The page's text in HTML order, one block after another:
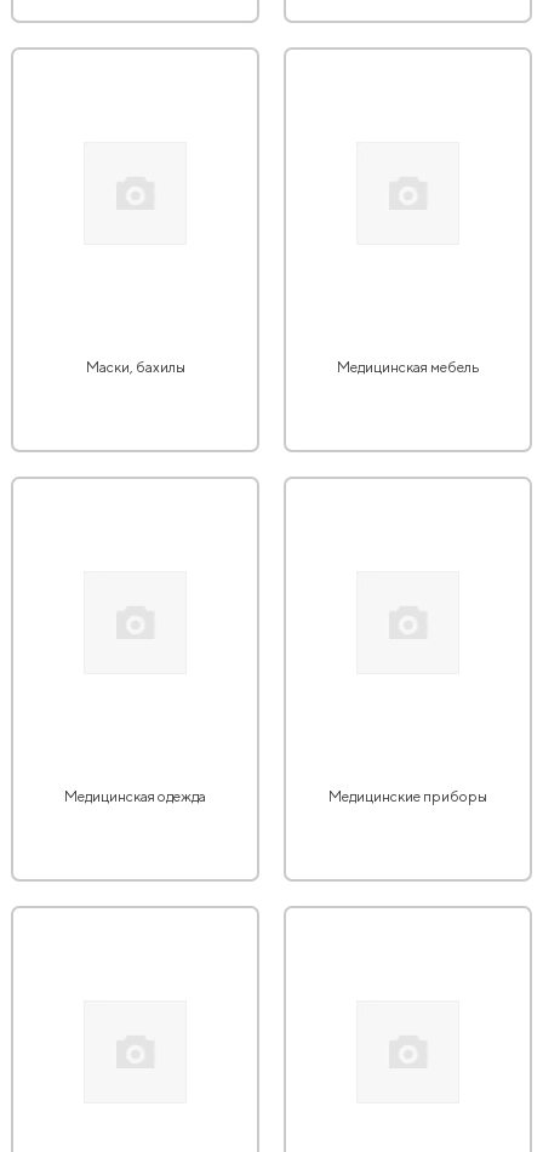
Маски, бахилы Медицинская мебель
Медицинская одежда Медицинские приборы